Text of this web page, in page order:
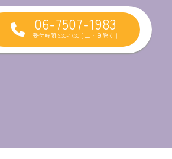
06-7507-1983
受付時間 9:30-17:30 [ 土・日除く ]